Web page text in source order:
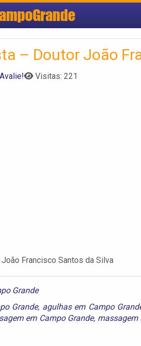
– Doutor João
Avalie! Visitas: 221
Francisco Santos da Silva
Grande
Grande, agulhas em Campo
em Campo Grande, massagem